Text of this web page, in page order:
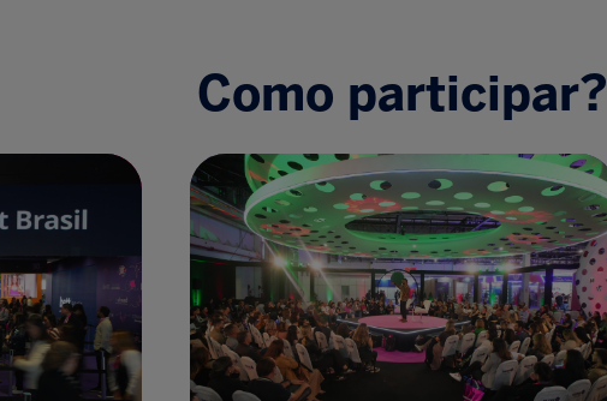
Como participar?